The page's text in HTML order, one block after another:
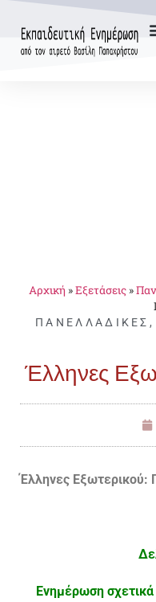
Αρχική »Εξετάσεις »
ΠΑΝΕΛΛΑΔΙΚΈΣ ,
Έλληνες
Έλληνες Εξωτερικού:
Ενημέρωση